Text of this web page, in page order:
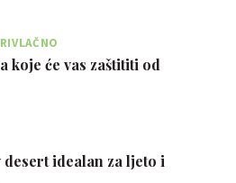
koje će vas zaštititi od
desert idealan za ljeto i